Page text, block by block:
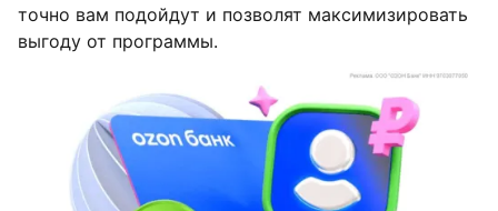
точно вам подойдут и позволят максимизировать
выгоду от программы.